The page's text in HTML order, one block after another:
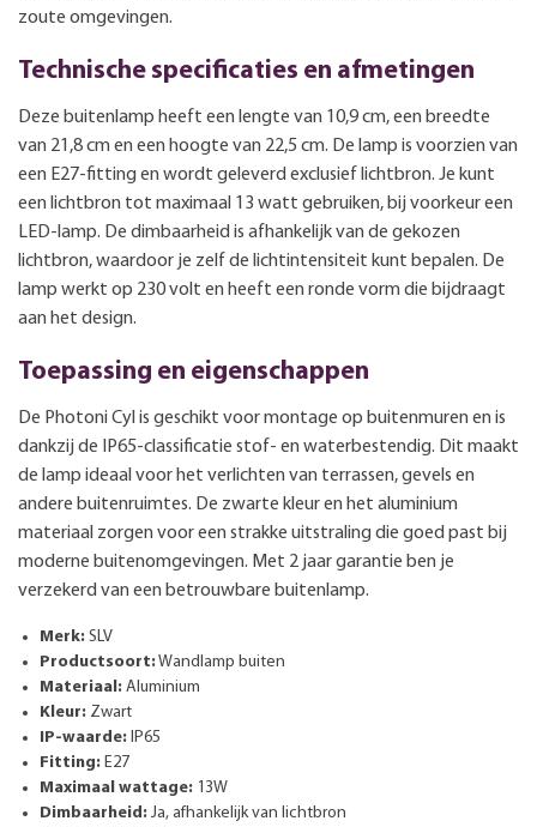
zoute omgevingen.
Technische specificaties en afmetingen
Deze buitenlamp heeft een lengte van 10,9 cm, een breedte
van 21,8 cm en een hoogte van 22,5 cm. De lamp is voorzien van
een E27-fitting en wordt geleverd exclusief lichtbron. Je kunt
een lichtbron tot maximaal 13 watt gebruiken, bij voorkeur een
LED-lamp. De dimbaarheid is afhankelijk van de gekozen
lichtbron, waardoor je zelf de lichtintensiteit kunt bepalen. De
lamp werkt op 230 volt en heeft een ronde vorm die bijdraagt
aan het design.
Toepassing en eigenschappen
De Photoni Cyl is geschikt voor montage op buitenmuren en is
dankzij de IP65-classificatie stof- en waterbestendig. Dit maakt
de lamp ideaal voor het verlichten van terrassen, gevels en
andere buitenruimtes. De zwarte kleur en het aluminium
materiaal zorgen voor een strakke uitstraling die goed past bij
moderne buitenomgevingen. Met 2 jaar garantie ben je
verzekerd van een betrouwbare buitenlamp.
Merk: SLV
Productsoort:Wandlamp buiten
Materiaal: Aluminium
Kleur: Zwart
IP-waarde: IP65
Fitting: E27
Maximaal wattage: 13W
Dimbaarheid: Ja, afhankelijk van lichtbron